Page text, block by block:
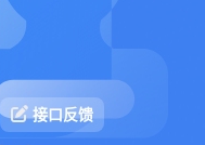
接口反馈